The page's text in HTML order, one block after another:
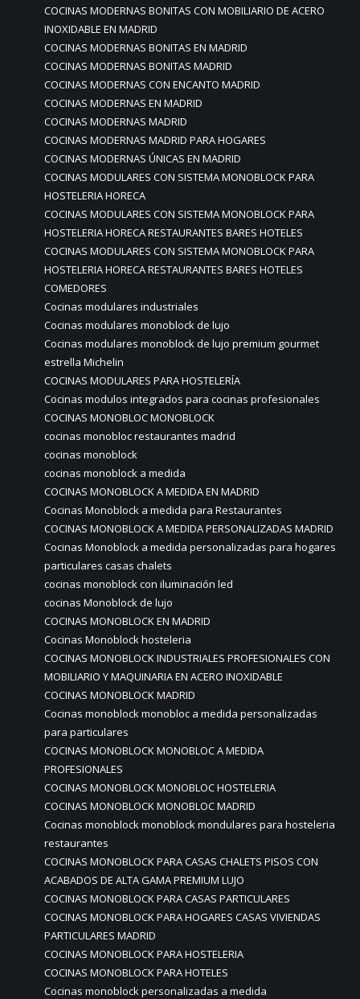
COCINAS MODERNAS BONITAS CON MOBILIARIO DE ACERO
INOXIDABLE EN MADRID
COCINAS MODERNAS BONITAS EN MADRID
COCINAS MODERNAS BONITAS MADRID
COCINAS MODERNAS CON ENCANTO MADRID
COCINAS MODERNAS EN MADRID
COCINAS MODERNAS MADRID
COCINAS MODERNAS MADRID PARA HOGARES
COCINAS MODERNAS ÚNICAS EN MADRID
COCINAS MODULARES CON SISTEMA MONOBLOCK PARA
HOSTELERIA HORECA
COCINAS MODULARES CON SISTEMA MONOBLOCK PARA
HOSTELERIA HORECA RESTAURANTES BARES HOTELES
COCINAS MODULARES CON SISTEMA MONOBLOCK PARA
HOSTELERIA HORECA RESTAURANTES BARES HOTELES
COMEDORES
Cocinas modulares industriales
Cocinas modulares monoblock de lujo
Cocinas modulares monoblock de lujo premium gourmet
estrella Michelin
COCINAS MODULARES PARA HOSTELERÍA
Cocinas modulos integrados para cocinas profesionales
COCINAS MONOBLOC MONOBLOCK
cocinas monobloc restaurantes madrid
cocinas monoblock
cocinas monoblock a medida
COCINAS MONOBLOCK A MEDIDA EN MADRID
Cocinas Monoblock a medida para Restaurantes
COCINAS MONOBLOCK A MEDIDA PERSONALIZADAS MADRID
Cocinas Monoblock a medida personalizadas para hogares
particulares casas chalets
cocinas monoblock con iluminación led
cocinas Monoblock de lujo
COCINAS MONOBLOCK EN MADRID
Cocinas Monoblock hosteleria
COCINAS MONOBLOCK INDUSTRIALES PROFESIONALES CON
MOBILIARIO Y MAQUINARIA EN ACERO INOXIDABLE
COCINAS MONOBLOCK MADRID
Cocinas monoblock monobloc a medida personalizadas
para particulares
COCINAS MONOBLOCK MONOBLOC A MEDIDA
PROFESIONALES
COCINAS MONOBLOCK MONOBLOC HOSTELERIA
COCINAS MONOBLOCK MONOBLOC MADRID
Cocinas monoblock monoblock mondulares para hosteleria
restaurantes
COCINAS MONOBLOCK PARA CASAS CHALETS PISOS CON
ACABADOS DE ALTA GAMA PREMIUM LUJO
COCINAS MONOBLOCK PARA CASAS PARTICULARES
COCINAS MONOBLOCK PARA HOGARES CASAS VIVIENDAS
PARTICULARES MADRID
COCINAS MONOBLOCK PARA HOSTELERIA
COCINAS MONOBLOCK PARA HOTELES
Cocinas monoblock personalizadas a medida